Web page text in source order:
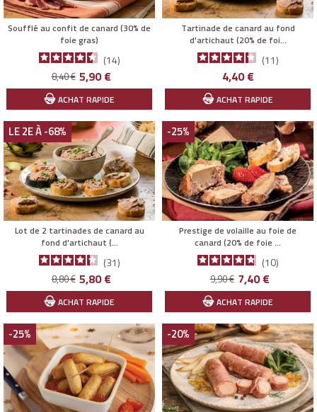
Soufflé au confit de canard (30% de
foie gras)
14
Prix
de
base
8,40 € Prix
5,90 €
ACHAT RAPIDE
Tartinade de canard au fond
d'artichaut (20% de foi...
11
Prix
4,40 €
ACHAT RAPIDE
LE 2E À -68%
Lot de 2 tartinades de canard au
fond d'artichaut (...
31
Prix
de
base
8,80 € Prix
5,80 €
ACHAT RAPIDE
-25%
Prestige de volaille au foie de
canard (20% de foie ...
10
Prix
de
base
9,90 € Prix
7,40 €
ACHAT RAPIDE
-25% -20%